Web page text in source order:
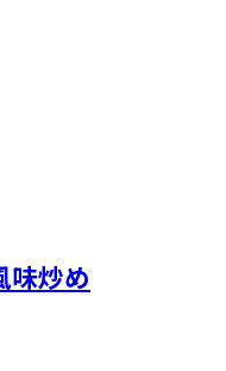
味炒め